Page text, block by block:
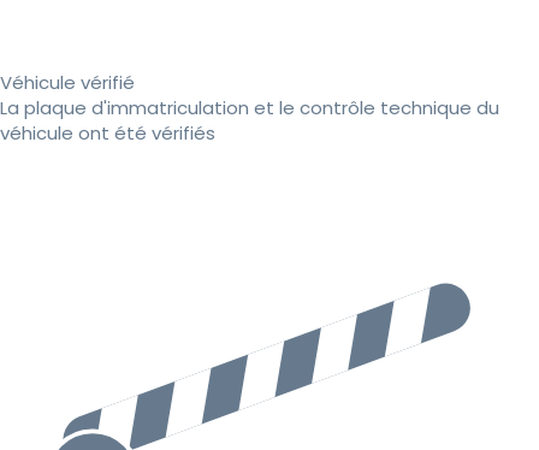
Véhicule vérifié
La plaque d'immatriculation et le contrôle technique du
véhicule ont été vérifiés